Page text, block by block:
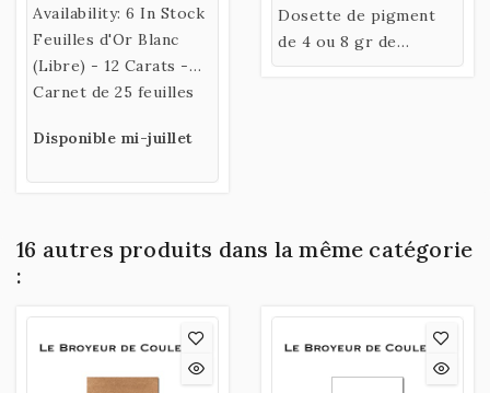
Availability: 6 In Stock
Feuilles d'Or Blanc
(Libre) - 12 Carats -
80X80mm
Carnet de 25 feuilles
Disponible mi-juillet
Dosette de pigment
de 4 ou 8 gr de
Malachite.
16 autres produits dans la même catégorie
: